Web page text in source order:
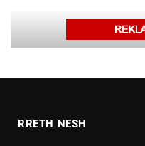
RRETH NESH